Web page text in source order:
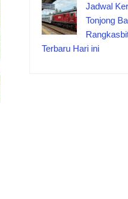
Jadwal
Tonjong
Terbaru Hari ini